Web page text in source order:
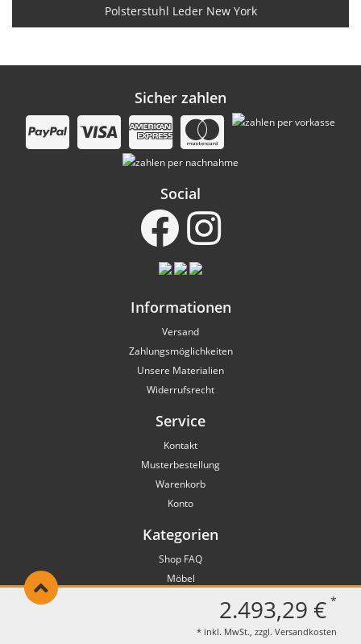
2.493,29 € *
* inkl. MwSt., zzgl. Versandkosten
Polsterstuhl Leder New York
Sicher zahlen
Social
Informationen
Versand
Zahlungsmöglichkeiten
Unsere Materialien
Widerrufsrecht
Service
Kontakt
Musterbestellung
Warenkorb
Konto
Kategorien
Shop FAQ
Möbel